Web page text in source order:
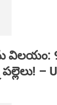
విలయం:
–